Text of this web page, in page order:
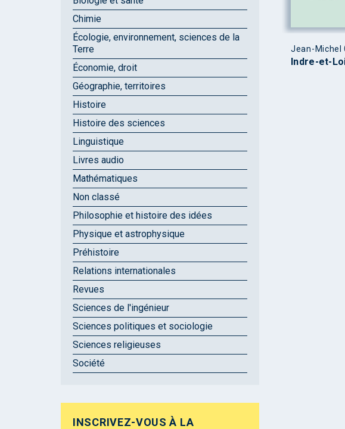
Jean-Michel
Indre-et-
Chimie
Écologie, environnement, sciences de la
Terre
Économie, droit
Géographie, territoires
Histoire
Histoire des sciences
Linguistique
Livres audio
Mathématiques
Non classé
Philosophie et histoire des idées
Physique et astrophysique
Préhistoire
Relations internationales
Revues
Sciences de l'ingénieur
Sciences politiques et sociologie
Sciences religieuses
Société
INSCRIVEZ-VOUS À LA